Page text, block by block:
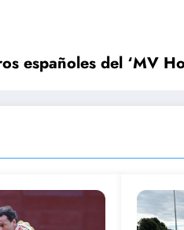
españoles del ‘MV